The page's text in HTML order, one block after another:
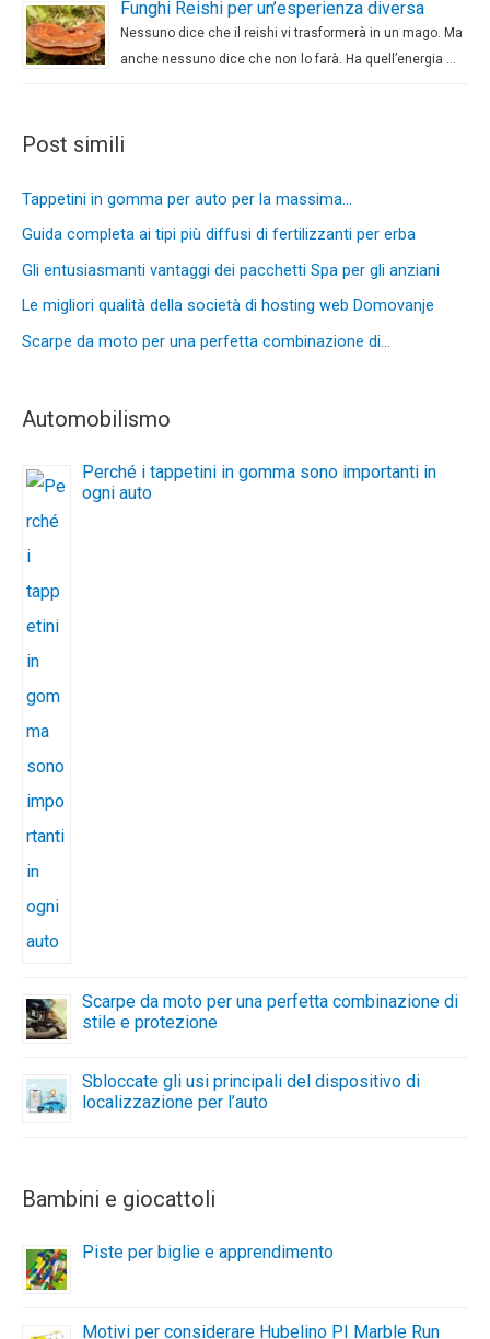
Funghi Reishi per un’esperienza diversa
Nessuno dice che il reishi vi trasformerà in un mago. Ma
anche nessuno dice che non lo farà. Ha quell’energia …
Post simili
Tappetini in gomma per auto per la massima…
Guida completa ai tipi più diffusi di fertilizzanti per erba
Gli entusiasmanti vantaggi dei pacchetti Spa per gli anziani
Le migliori qualità della società di hosting web Domovanje
Scarpe da moto per una perfetta combinazione di…
Automobilismo
Perché i tappetini in gomma sono importanti in
ogni auto
Scarpe da moto per una perfetta combinazione di
stile e protezione
Sbloccate gli usi principali del dispositivo di
localizzazione per l’auto
Bambini e giocattoli
Piste per biglie e apprendimento
Motivi per considerare Hubelino PI Marble Run